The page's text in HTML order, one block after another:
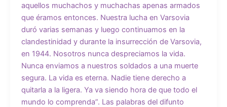
aquellos muchachos y muchachas apenas armados
que éramos entonces. Nuestra lucha en Varsovia
duró varias semanas y luego continuamos en la
clandestinidad y durante la insurrección de Varsovia,
en 1944. Nosotros nunca despreciamos la vida.
Nunca enviamos a nuestros soldados a una muerte
segura. La vida es eterna. Nadie tiene derecho a
quitarla a la ligera. Ya va siendo hora de que todo el
mundo lo comprenda”. Las palabras del difunto